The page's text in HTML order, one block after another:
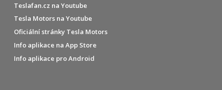
Teslafan.cz na Youtube
Tesla Motors na Youtube
Oficiální stránky Tesla Motors
Info aplikace na App Store
Info aplikace pro Android